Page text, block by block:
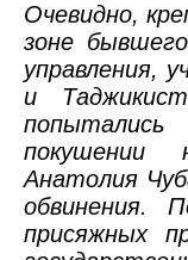
Очевидно,
зоне
управления,
и
покушении
Анатолия
обвинения.
присяжных